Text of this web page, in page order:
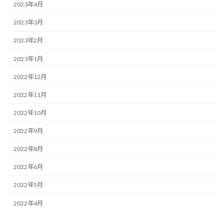
2023年4月
2023年3月
2023年2月
2023年1月
2022年12月
2022年11月
2022年10月
2022年9月
2022年8月
2022年6月
2022年5月
2022年4月